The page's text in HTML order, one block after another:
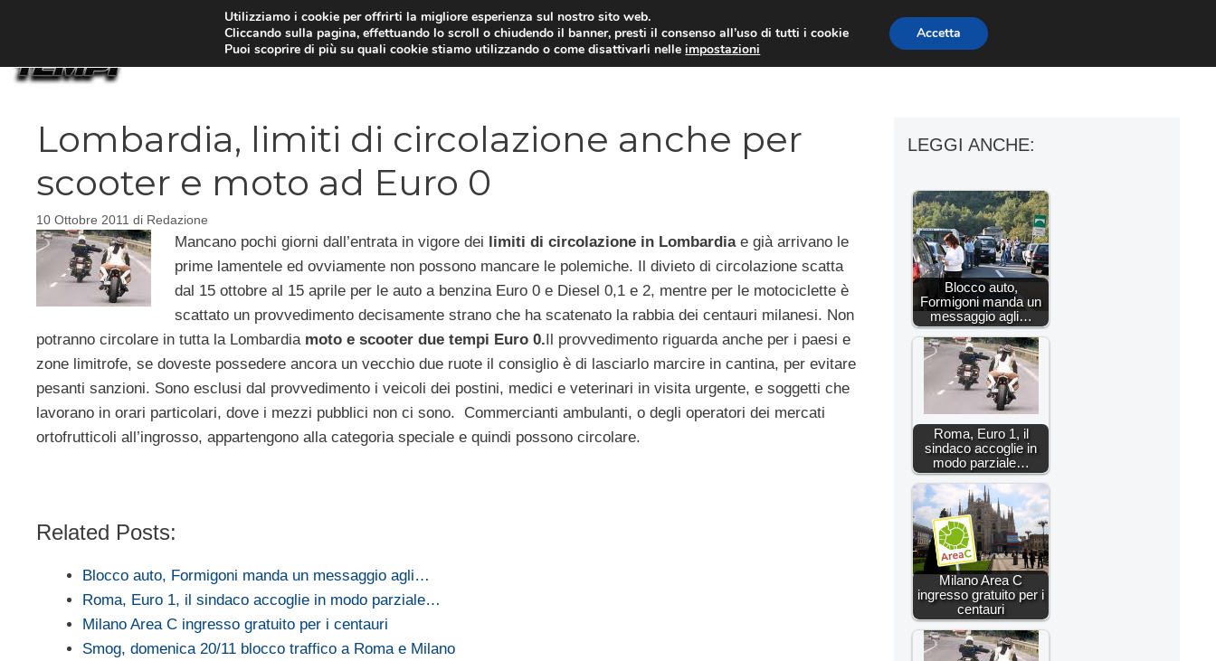
MOTO NEWS ACCESSORI MOTO MOTO GP
Lombardia, limiti di circolazione anche per
scooter e moto ad Euro 0
10 Ottobre 2011 di Redazione
Mancano pochi giorni dall’entrata in vigore dei limiti di circolazione in Lombardiae già arrivano le
prime lamentele ed ovviamente non possono mancare le polemiche. Il divieto di circolazione scatta
dal 15 ottobre al 15 aprile per le auto a benzina Euro 0 e Diesel 0,1 e 2, mentre per le motociclette è
scattato un provvedimento decisamente strano che ha scatenato la rabbia dei centauri milanesi. Non
potranno circolare in tutta la Lombardia moto e scooter due tempi Euro 0.Il provvedimento riguarda anche per i paesi e
zone limitrofe, se doveste possedere ancora un vecchio due ruote il consiglio è di lasciarlo marcire in cantina, per evitare
pesanti sanzioni. Sono esclusi dal provvedimento i veicoli dei postini, medici e veterinari in visita urgente, e soggetti che
lavorano in orari particolari, dove i mezzi pubblici non ci sono. Commercianti ambulanti, o degli operatori dei mercati
ortofrutticoli all’ingrosso, appartengono alla categoria speciale e quindi possono circolare.
Related Posts:
Blocco auto, Formigoni manda un messaggio agli…
Roma, Euro 1, il sindaco accoglie in modo parziale…
Milano Area C ingresso gratuito per i centauri
Smog, domenica 20/11 blocco traffico a Roma e Milano
LEGGI ANCHE:
Blocco auto,
Formigoni manda un
messaggio agli…
Roma, Euro 1, il
sindaco accoglie in
modo parziale…
Milano Area C
ingresso gratuito per i
centauri
Utilizziamo i cookie per offrirti la migliore esperienza sul nostro sito web.
Cliccando sulla pagina, effettuando lo scroll o chiudendo il banner, presti il consenso all’uso di tutti i cookie
Puoi scoprire di più su quali cookie stiamo utilizzando o come disattivarli nelleimpostazioni
Accetta